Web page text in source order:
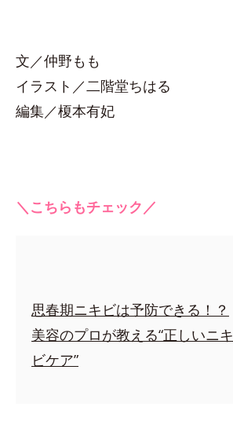
文／仲野もも
イラスト／二階堂ちはる
編集／榎本有妃
＼こちらもチェック／
思春期ニキビは予防できる！？
美容のプロが教える“正しいニキ
ビケア”